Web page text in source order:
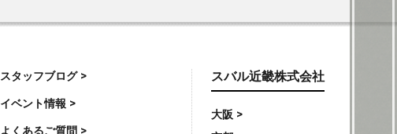
スタッフブログ >
イベント情報 >
よくあるご質問 >
スバル近畿株式会社
大阪 >